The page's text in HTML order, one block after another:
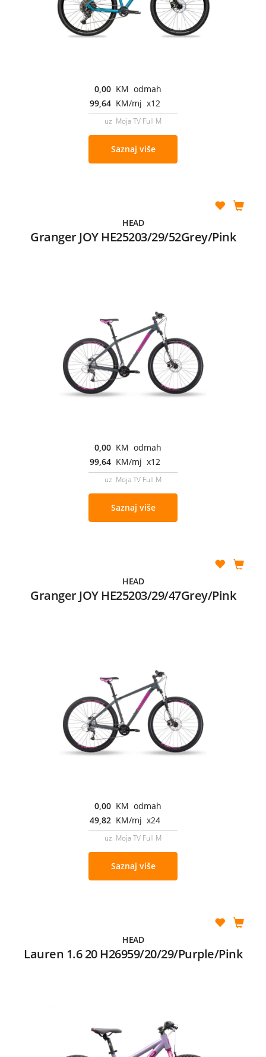
0,00 KM odmah
99,64 KM/mj x12
uz Moja TV Full M
Saznaj više
HEAD
Granger JOY HE25203/29/52Grey/Pink
0,00 KM odmah
99,64 KM/mj x12
uz Moja TV Full M
Saznaj više
HEAD
Granger JOY HE25203/29/47Grey/Pink
0,00 KM odmah
49,82 KM/mj x24
uz Moja TV Full M
Saznaj više
HEAD
Lauren 1.6 20 H26959/20/29/Purple/Pink